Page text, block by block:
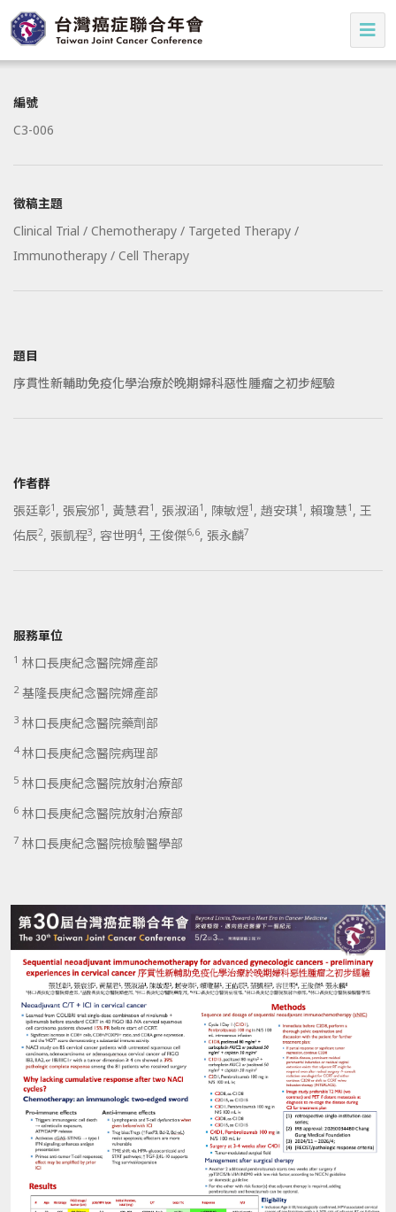
編號
C3-006
徵稿主題
Clinical Trial / Chemotherapy / Targeted Therapy /
Immunotherapy / Cell Therapy
題目
序貫性新輔助免疫化學治療於晚期婦科惡性腫瘤之初步經驗
作者群
張廷彰1 , 張宸邠1 , 黃慧君1 , 張淑涵1 , 陳敏煜1 , 趙安琪1 , 賴瓊慧1 , 王
佑辰2, 張凱程3, 容世明4, 王俊傑6,6, 張永麟7
服務單位
1 林口長庚紀念醫院婦產部
2基隆長庚紀念醫院婦產部
3 林口長庚紀念醫院藥劑部
4林口長庚紀念醫院病理部
5 林口長庚紀念醫院放射治療部
6 林口長庚紀念醫院放射治療部
7 林口長庚紀念醫院檢驗醫學部